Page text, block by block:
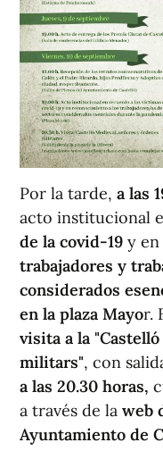
Por la tarde, a las
acto institucional
de la covid-19 y
trabajadores y
considerados
en la plaza Mayor.
visita a la
militars", con
a las 20.30 horas,
a través de la web
Ayuntamiento de